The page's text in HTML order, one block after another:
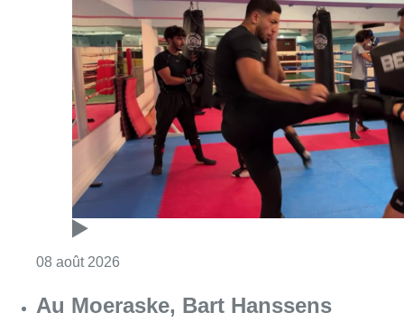
08 août 2026
Au Moeraske, Bart Hanssens